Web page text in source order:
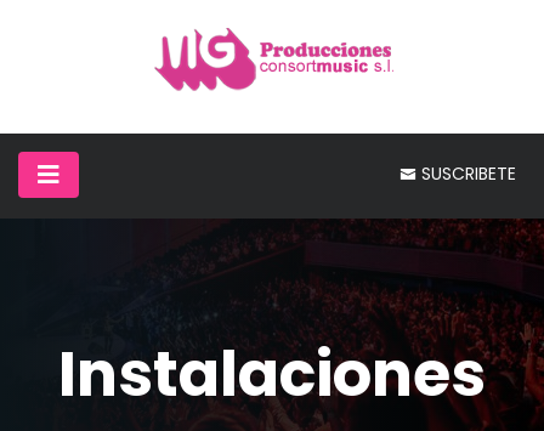
SUSCRIBETE
Instalaciones